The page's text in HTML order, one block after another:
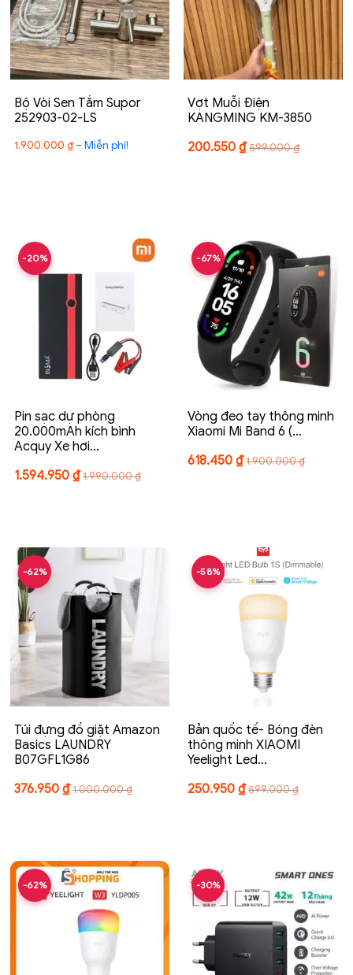
Bộ Vòi Sen Tắm Supor
252903-02-LS
1.900.000 ₫–Miễn phí!
phí!
Vợt Muỗi Điện
KANGMING KM-3850
200.550₫599.000₫
-20%
Pin sạc dự phòng
20.000mAh kích bình
Acquy Xe hơi…
1.594.950 ₫1.990.000₫
-67%
Vòng đeo tay thông minh
Xiaomi Mi Band 6 (…
618.450₫1.900.000₫
-62%
Túi đựng đồ giặt Amazon
Basics LAUNDRY
B07GFL1G86
376.950 ₫1.000.000₫
-58%
Bản quốc tế- Bóng đèn
thông minh XIAOMI
Yeelight Led…
250.950₫599.000₫
-62% -30%